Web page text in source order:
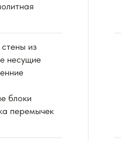
из
несущие
блоки
перемычек